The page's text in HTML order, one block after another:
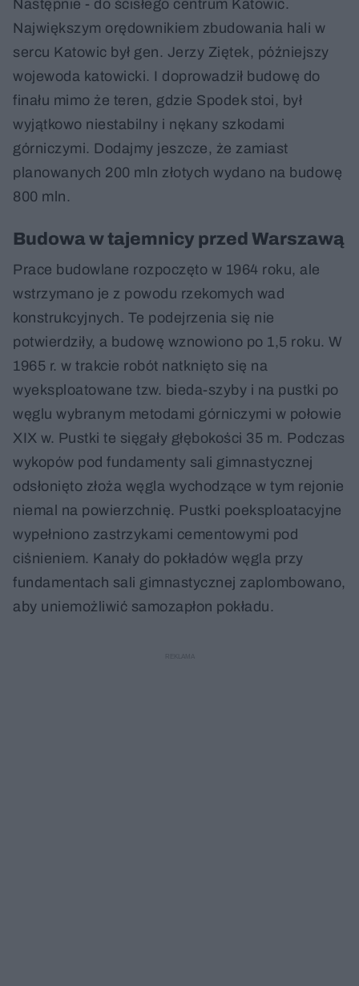
Następnie - do ścisłego centrum Katowic.
Największym orędownikiem zbudowania hali w
sercu Katowic był gen. Jerzy Ziętek, późniejszy
wojewoda katowicki. I doprowadził budowę do
finału mimo że teren, gdzie Spodek stoi, był
wyjątkowo niestabilny i nękany szkodami
górniczymi. Dodajmy jeszcze, że zamiast
planowanych 200 mln złotych wydano na budowę
800 mln.
Budowa w tajemnicy przed Warszawą
Prace budowlane rozpoczęto w 1964 roku, ale
wstrzymano je z powodu rzekomych wad
konstrukcyjnych. Te podejrzenia się nie
potwierdziły, a budowę wznowiono po 1,5 roku. W
1965 r. w trakcie robót natknięto się na
wyeksploatowane tzw. bieda-szyby i na pustki po
węglu wybranym metodami górniczymi w połowie
XIX w. Pustki te sięgały głębokości 35 m. Podczas
wykopów pod fundamenty sali gimnastycznej
odsłonięto złoża węgla wychodzące w tym rejonie
niemal na powierzchnię. Pustki poeksploatacyjne
wypełniono zastrzykami cementowymi pod
ciśnieniem. Kanały do pokładów węgla przy
fundamentach sali gimnastycznej zaplombowano,
aby uniemożliwić samozapłon pokładu.